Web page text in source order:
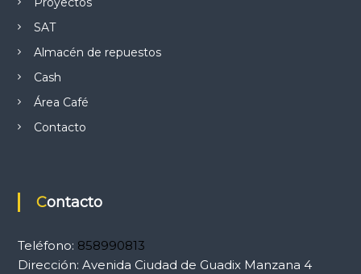
SAT
Almacén de repuestos
Cash
Área Café
Contacto
Contacto
Teléfono: 858990813
Dirección: Avenida Ciudad de Guadix Manzana 4